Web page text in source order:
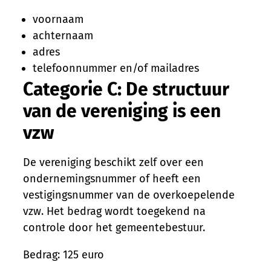
voornaam
achternaam
adres
telefoonnummer en/of mailadres
Categorie C: De structuur
van de vereniging is een
vzw
De vereniging beschikt zelf over een
ondernemingsnummer of heeft een
vestigingsnummer van de overkoepelende
vzw. Het bedrag wordt toegekend na
controle door het gemeentebestuur.
Bedrag: 125 euro